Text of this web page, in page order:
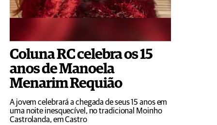
Coluna RC celebra os 15
anos de Manoela
Menarim Requião
A jovem celebrará a chegada de seus 15 anos em
uma noite inesquecível, no tradicional Moinho
Castrolanda, em Castro